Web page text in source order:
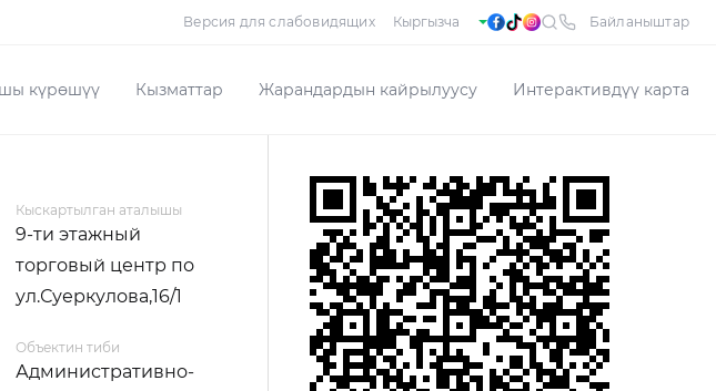
Версия для слабовидящих Байланыштар
күрөшүү Кызматтар Жарандардын кайрылуусу Интерактивдүү карта
Кыскартылган аталышы
9-ти этажный
торговый центр по
ул.Суеркулова,16/1
Объектин тиби
Административно-